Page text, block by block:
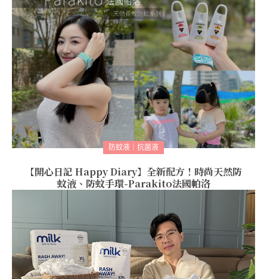
防蚊液｜抗菌液
【開心日記 Happy Diary】全新配方！時尚天然防
蚊液、防蚊手環-Parakito法國帕洛